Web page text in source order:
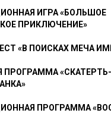
ИГРА «БОЛЬШОЕ
ПРИКЛЮЧЕНИЕ»
«В ПОИСКАХ МЕЧА
ПРОГРАММА «СКАТЕРТЬ-
ПРОГРАММА